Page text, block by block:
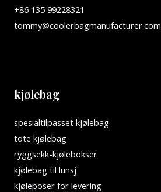
+86 135 99228321
tommy@coolerbagmanufacturer.com
kjølebag
spesialtilpasset kjølebag
tote kjølebag
ryggsekk-kjølebokser
kjølebag til lunsj
kjøleposer for levering